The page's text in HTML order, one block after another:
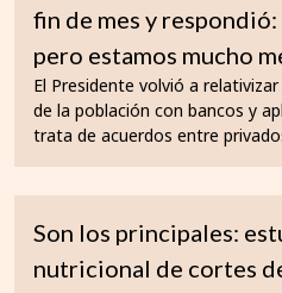
fin de mes y
pero estamos mucho
El Presidente volvió a
de la población con bancos y
trata de acuerdos entre
Son los principales:
nutricional de cortes